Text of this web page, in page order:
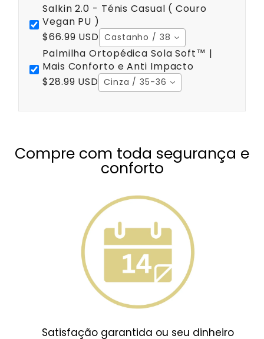
Salkin 2.0 - Ténis Casual ( Couro
Vegan PU )
$66.99 USD Castanho / 38
Palmilha Ortopédica Sola Soft™ |
Mais Conforto e Anti Impacto
$28.99 USD Cinza / 35-36
Compre com toda segurança e
conforto
Satisfação garantida ou seu dinheiro